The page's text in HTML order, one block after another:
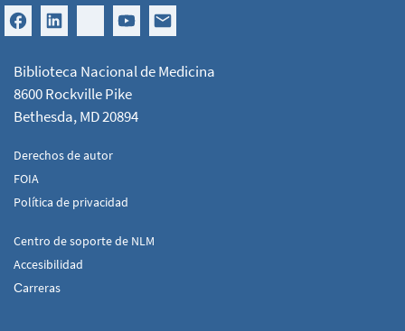
Biblioteca Nacional de Medicina
8600 Rockville Pike
Bethesda, MD 20894
Derechos de autor
FOIA
Política de privacidad
Centro de soporte de NLM
Accesibilidad
Сarreras